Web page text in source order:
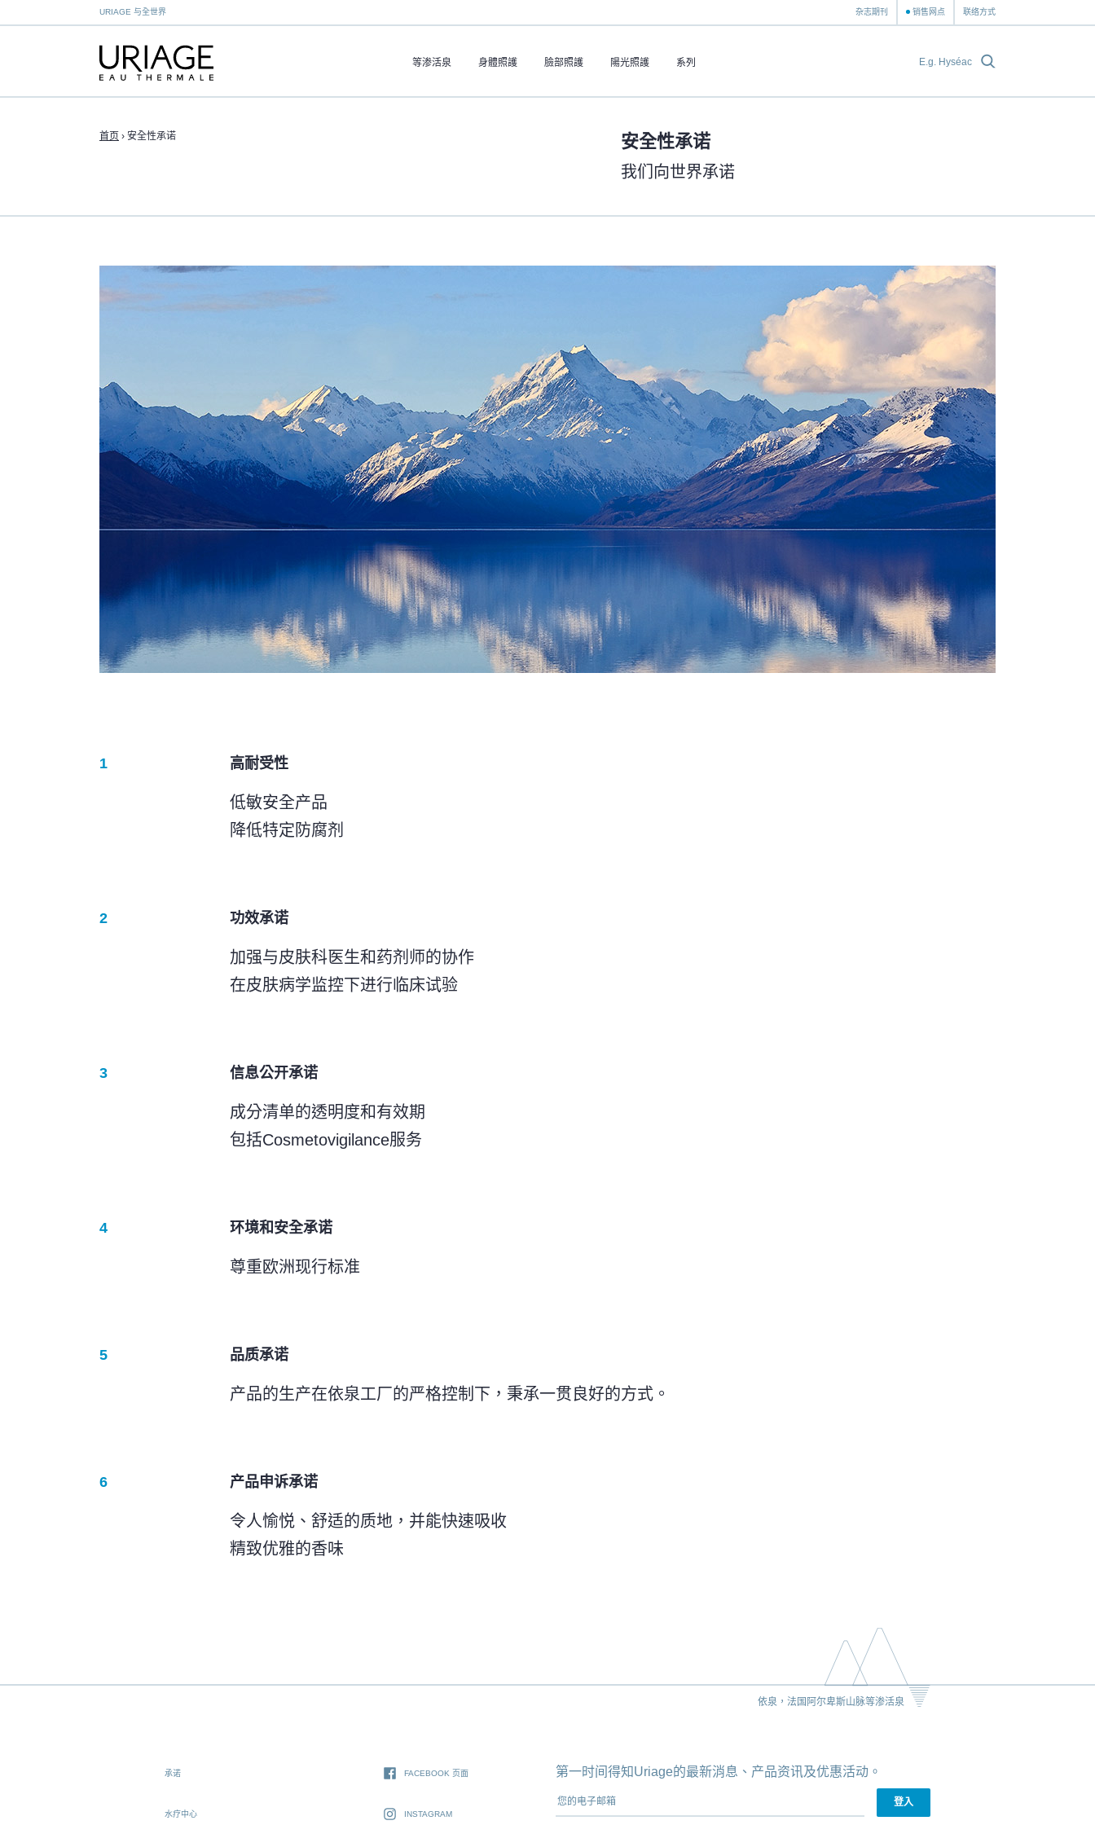
URIAGE 与全世界 杂志期刊 销售网点 联络方式
等渗活泉 身體照護 臉部照護 陽光照護 系列
首页 › 安全性承诺 安全性承诺
我们向世界承诺
高耐受性
低敏安全产品
降低特定防腐剂
功效承诺
加强与皮肤科医生和药剂师的协作
在皮肤病学监控下进行临床试验
信息公开承诺
成分清单的透明度和有效期
包括Cosmetovigilance服务
环境和安全承诺
尊重欧洲现行标准
品质承诺
产品的生产在依泉工厂的严格控制下，秉承一贯良好的方式。
产品申诉承诺
令人愉悦、舒适的质地，并能快速吸收
精致优雅的香味
依泉，法国阿尔卑斯山脉等渗活泉
承诺
水疗中心
FACEBOOK 页面
INSTAGRAM
第一时间得知Uriage的最新消息、产品资讯及优惠活动。
您的电子邮箱